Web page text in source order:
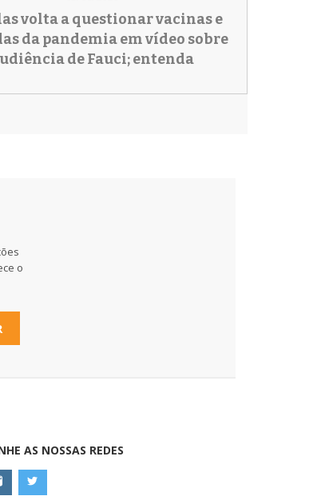
volta a questionar vacinas e
da pandemia em vídeo sobre
de Fauci; entenda
o
AS NOSSAS REDES